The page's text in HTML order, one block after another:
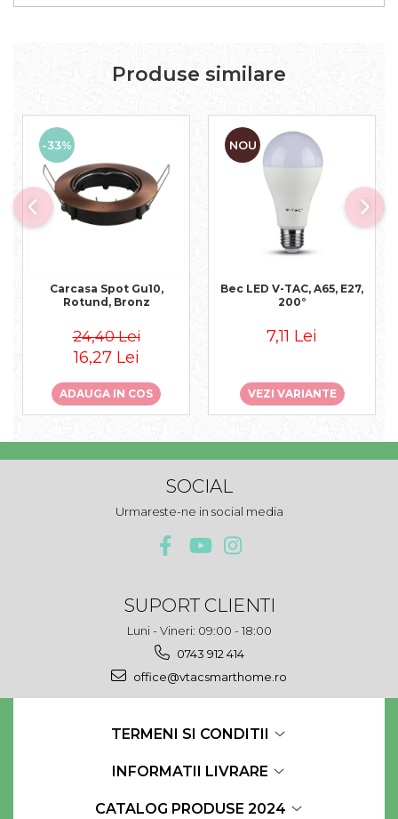
Produse similare
-33%
Carcasa Spot Gu10,
Rotund, Bronz
24,40 Lei
16,27 Lei
ADAUGA IN COS
NOU
Bec LED V-TAC, A65, E27,
200°
7,11 Lei
VEZI VARIANTE
SOCIAL
Urmareste-ne in social media
SUPORT CLIENTI
Luni - Vineri: 09:00 - 18:00
0743 912 414
office@vtacsmarthome.ro
TERMENI SI CONDITII
INFORMATII LIVRARE
CATALOG PRODUSE 2024